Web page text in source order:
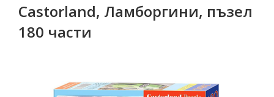
Castorland, Ламборгини, пъзел
180 части